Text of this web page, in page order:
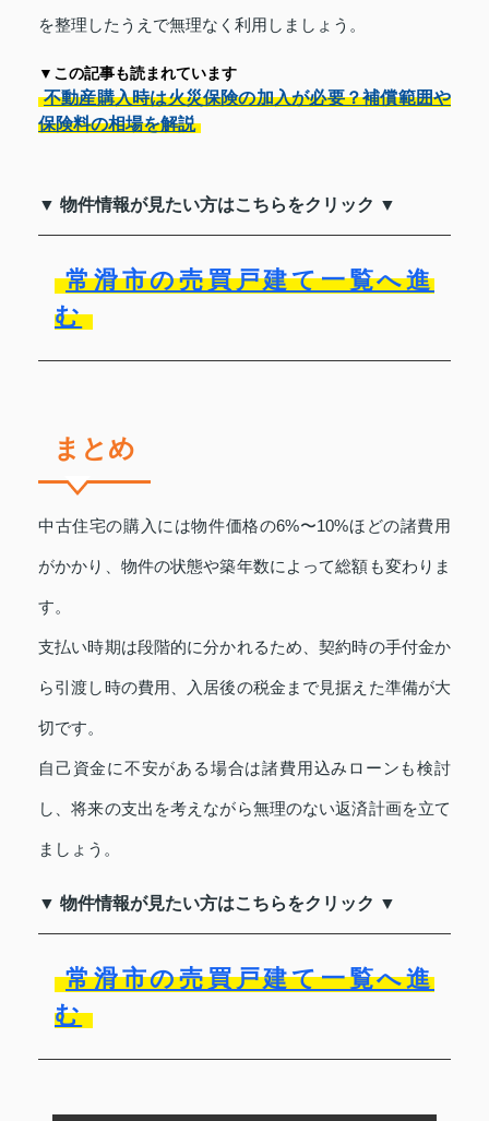
を整理したうえで無理なく利用しましょう。
▼この記事も読まれています
不動産購入時は火災保険の加入が必要？補償範囲や
保険料の相場を解説
▼ 物件情報が見たい方はこちらをクリック ▼
常滑市の売買戸建て一覧へ進
む
まとめ
中古住宅の購入には物件価格の6%〜10%ほどの諸費用
がかかり、物件の状態や築年数によって総額も変わりま
す。
支払い時期は段階的に分かれるため、契約時の手付金か
ら引渡し時の費用、入居後の税金まで見据えた準備が大
切です。
自己資金に不安がある場合は諸費用込みローンも検討
し、将来の支出を考えながら無理のない返済計画を立て
ましょう。
▼ 物件情報が見たい方はこちらをクリック ▼
常滑市の売買戸建て一覧へ進
む